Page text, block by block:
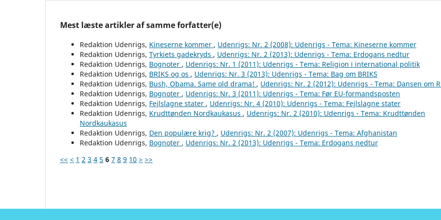
Mest læste artikler af samme forfatter(e)
Redaktion Udenrigs, Kineserne kommer , Udenrigs: Nr. 2 (2008): Udenrigs - Tema: Kineserne kommer
Redaktion Udenrigs, Tyrkiets gadekryds , Udenrigs: Nr. 2 (2013): Udenrigs - Tema: Erdogans nedtur
Redaktion Udenrigs, Bognoter , Udenrigs: Nr. 1 (2011): Udenrigs - Tema: Religion i international politik
Redaktion Udenrigs, BRIKS og os , Udenrigs: Nr. 3 (2013): Udenrigs - Tema: Bag om BRIKS
Redaktion Udenrigs, Bush, Obama. Same old drama! , Udenrigs: Nr. 2 (2012): Udenrigs - Tema: Dansen om
Redaktion Udenrigs, Bognoter , Udenrigs: Nr. 3 (2011): Udenrigs - Tema: Før EU-formandsposten
Redaktion Udenrigs, Fejlslagne stater , Udenrigs: Nr. 4 (2010): Udenrigs - Tema: Fejlslagne stater
Redaktion Udenrigs, Krudttønden Nordkaukasus , Udenrigs: Nr. 2 (2010): Udenrigs - Tema: Krudttønden
Nordkaukasus
Redaktion Udenrigs, Den populære krig? , Udenrigs: Nr. 2 (2007): Udenrigs - Tema: Afghanistan
Redaktion Udenrigs, Bognoter , Udenrigs: Nr. 2 (2013): Udenrigs - Tema: Erdogans nedtur
<< < 1 2 3 4 5 6 7 8 9 10 > >>